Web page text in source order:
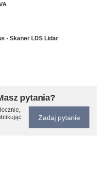
- Skaner LDS Lidar
pytania?
Zadaj pytanie